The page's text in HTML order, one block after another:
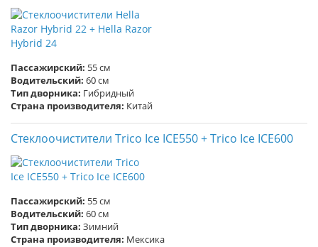
Пассажирский: 55 см
Водительский: 60 см
Тип дворника: Гибридный
Страна производителя: Китай
Стеклоочистители Trico Ice ICE550 + Trico Ice ICE600
Пассажирский: 55 см
Водительский: 60 см
Тип дворника: Зимний
Страна производителя: Мексика